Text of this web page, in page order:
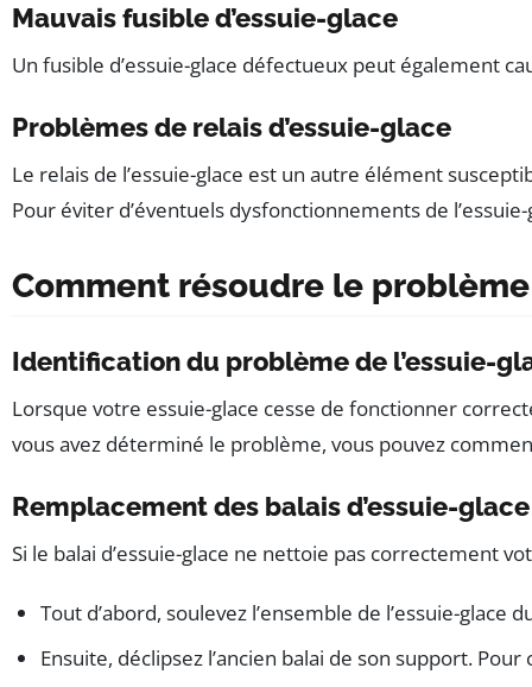
Mauvais fusible d’essuie-glace
Un fusible d’essuie-glace défectueux peut également
Problèmes de relais d’essuie-glace
Le relais de l’essuie-glace est un autre élément
Pour éviter d’éventuels dysfonctionnements de
Comment résoudre le
Identification du problème de l’essuie-
Lorsque votre essuie-glace cesse de fonctionner
vous avez déterminé le problème, vous pouvez
Remplacement des balais d’essuie-glace
Si le balai d’essuie-glace ne nettoie pas correctement
Tout d’abord, soulevez l’ensemble de l’essuie-
Ensuite, déclipsez l’ancien balai de son support.